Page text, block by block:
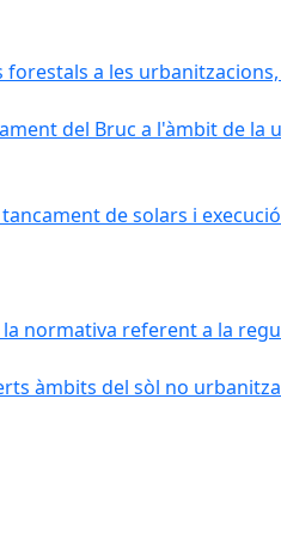
a les
del Bruc a l'àmbit de la
de solars i
normativa referent a la
àmbits del sòl no